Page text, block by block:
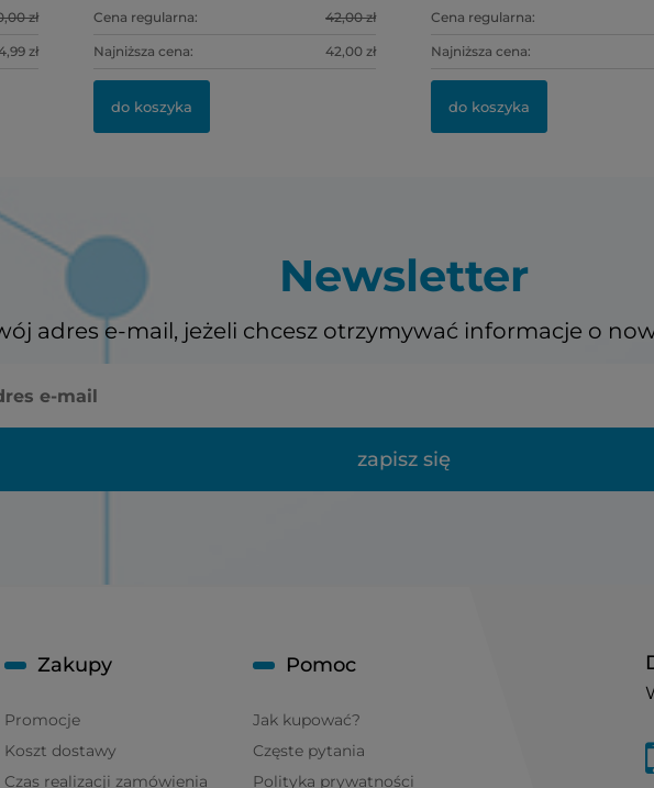
zł
zł
Cena regularna: 42,00 zł
Najniższa cena: 42,00 zł
do koszyka
Cena regularna:
Najniższa cena:
do koszyka
Newsletter
adres e-mail, jeżeli chcesz otrzymywać informacje o
zapisz się
Zakupy
Promocje
Koszt dostawy
Czas realizacji zamówienia
Pomoc
Jak kupować?
Częste pytania
Polityka prywatności